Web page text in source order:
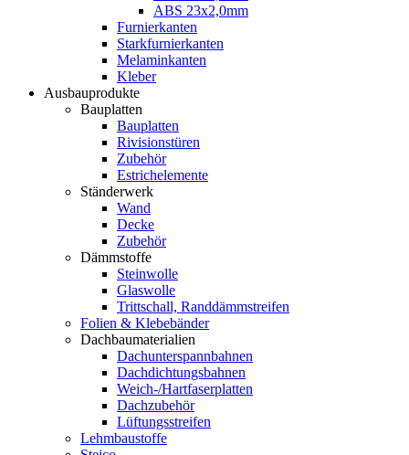
ABS 23x2,0mm
Furnierkanten
Starkfurnierkanten
Melaminkanten
Kleber
Ausbauprodukte
Bauplatten
Bauplatten
Rivisionstüren
Zubehör
Estrichelemente
Ständerwerk
Wand
Decke
Zubehör
Dämmstoffe
Steinwolle
Glaswolle
Trittschall, Randdämmstreifen
Folien & Klebebänder
Dachbaumaterialien
Dachunterspannbahnen
Dachdichtungsbahnen
Weich-/Hartfaserplatten
Dachzubehör
Lüftungsstreifen
Lehmbaustoffe